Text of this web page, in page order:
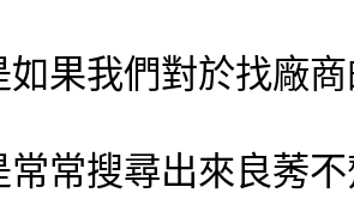
如果我們對於找廠
常常搜尋出來良莠